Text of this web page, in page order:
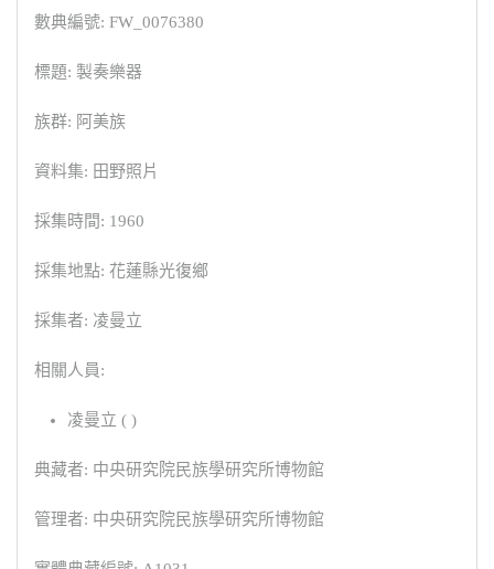
數典編號: FW_0076380
標題: 製奏樂器
族群: 阿美族
資料集: 田野照片
採集時間: 1960
採集地點: 花蓮縣光復鄉
採集者: 凌曼立
相關人員:
凌曼立 ( )
典藏者: 中央研究院民族學研究所博物館
管理者: 中央研究院民族學研究所博物館